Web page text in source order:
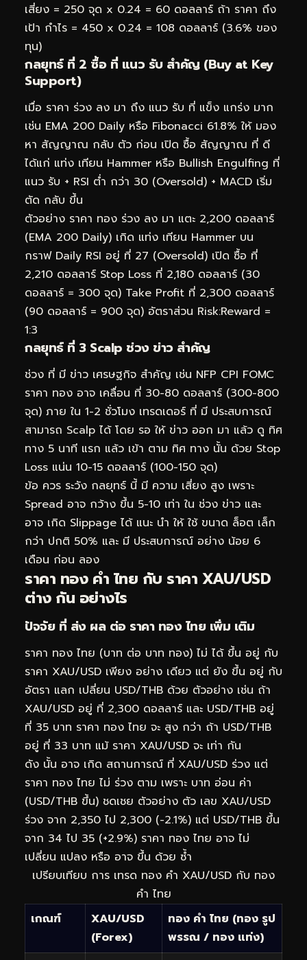
เสี่ยง = 250 จุด x 0.24 = 60 ดอลลาร์ ถ้า ราคา ถึง
เป้า กำไร = 450 x 0.24 = 108 ดอลลาร์ (3.6% ของ
ทุน)
กลยุทธ์ ที่ 2 ซื้อ ที่ แนว รับ สำคัญ (Buy at Key
Support)
เมื่อ ราคา ร่วง ลง มา ถึง แนว รับ ที่ แข็ง แกร่ง มาก
เช่น EMA 200 Daily หรือ Fibonacci 61.8% ให้ มอง
หา สัญญาณ กลับ ตัว ก่อน เปิด ซื้อ สัญญาณ ที่ ดี
ได้แก่ แท่ง เทียน Hammer หรือ Bullish Engulfing ที่
แนว รับ + RSI ต่ำ กว่า 30 (Oversold) + MACD เริ่ม
ตัด กลับ ขึ้น
ตัวอย่าง ราคา ทอง ร่วง ลง มา แตะ 2,200 ดอลลาร์
(EMA 200 Daily) เกิด แท่ง เทียน Hammer บน
กราฟ Daily RSI อยู่ ที่ 27 (Oversold) เปิด ซื้อ ที่
2,210 ดอลลาร์ Stop Loss ที่ 2,180 ดอลลาร์ (30
ดอลลาร์ = 300 จุด) Take Profit ที่ 2,300 ดอลลาร์
(90 ดอลลาร์ = 900 จุด) อัตราส่วน Risk:Reward =
1:3
กลยุทธ์ ที่ 3 Scalp ช่วง ข่าว สำคัญ
ช่วง ที่ มี ข่าว เศรษฐกิจ สำคัญ เช่น NFP CPI FOMC
ราคา ทอง อาจ เคลื่อน ที่ 30-80 ดอลลาร์ (300-800
จุด) ภาย ใน 1-2 ชั่วโมง เทรดเดอร์ ที่ มี ประสบการณ์
สามารถ Scalp ได้ โดย รอ ให้ ข่าว ออก มา แล้ว ดู ทิศ
ทาง 5 นาที แรก แล้ว เข้า ตาม ทิศ ทาง นั้น ด้วย Stop
Loss แน่น 10-15 ดอลลาร์ (100-150 จุด)
ข้อ ควร ระวัง กลยุทธ์ นี้ มี ความ เสี่ยง สูง เพราะ
Spread อาจ กว้าง ขึ้น 5-10 เท่า ใน ช่วง ข่าว และ
อาจ เกิด Slippage ได้ แนะ นำ ให้ ใช้ ขนาด ล็อต เล็ก
กว่า ปกติ 50% และ มี ประสบการณ์ อย่าง น้อย 6
เดือน ก่อน ลอง
ราคา ทอง คำ ไทย กับ ราคา XAU/USD
ต่าง กัน อย่างไร
ปัจจัย ที่ ส่ง ผล ต่อ ราคา ทอง ไทย เพิ่ม เติม
ราคา ทอง ไทย (บาท ต่อ บาท ทอง) ไม่ ได้ ขึ้น อยู่ กับ
ราคา XAU/USD เพียง อย่าง เดียว แต่ ยัง ขึ้น อยู่ กับ
อัตรา แลก เปลี่ยน USD/THB ด้วย ตัวอย่าง เช่น ถ้า
XAU/USD อยู่ ที่ 2,300 ดอลลาร์ และ USD/THB อยู่
ที่ 35 บาท ราคา ทอง ไทย จะ สูง กว่า ถ้า USD/THB
อยู่ ที่ 33 บาท แม้ ราคา XAU/USD จะ เท่า กัน
ดัง นั้น อาจ เกิด สถานการณ์ ที่ XAU/USD ร่วง แต่
ราคา ทอง ไทย ไม่ ร่วง ตาม เพราะ บาท อ่อน ค่า
(USD/THB ขึ้น) ชดเชย ตัวอย่าง ตัว เลข XAU/USD
ร่วง จาก 2,350 ไป 2,300 (-2.1%) แต่ USD/THB ขึ้น
จาก 34 ไป 35 (+2.9%) ราคา ทอง ไทย อาจ ไม่
เปลี่ยน แปลง หรือ อาจ ขึ้น ด้วย ซ้ำ
เปรียบเทียบ การ เทรด ทอง คำ XAU/USD กับ ทอง
คำ ไทย
เกณฑ์
XAU/USD
(Forex)
ทอง คำ ไทย (ทอง รูป
พรรณ / ทอง แท่ง)